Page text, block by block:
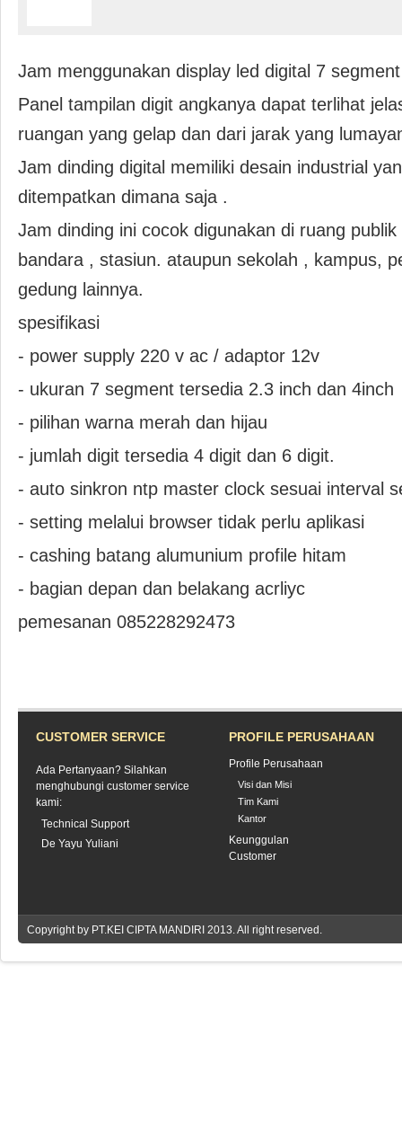
Jam menggunakan display led digital 7 segment
Panel tampilan digit angkanya dapat terlihat
ruangan yang gelap dan dari jarak yang
Jam dinding digital memiliki desain industrial
ditempatkan dimana saja .
Jam dinding ini cocok digunakan di ruang
bandara , stasiun. ataupun sekolah , kampus,
gedung lainnya.
spesifikasi
- power supply 220 v ac / adaptor 12v
- ukuran 7 segment tersedia 2.3 inch dan 4inch
- pilihan warna merah dan hijau
- jumlah digit tersedia 4 digit dan 6 digit.
- auto sinkron ntp master clock sesuai interval
- setting melalui browser tidak perlu aplikasi
- cashing batang alumunium profile hitam
- bagian depan dan belakang acrliyc
pemesanan 085228292473
CUSTOMER SERVICE
Ada Pertanyaan? Silahkan
menghubungi customer service
kami:
Technical Support
De Yayu Yuliani
PROFILE PERUSAHAAN
Profile Perusahaan
Visi dan Misi
Tim Kami
Kantor
Keunggulan
Customer
Copyright by PT.KEI CIPTA MANDIRI 2013. All right reserved.